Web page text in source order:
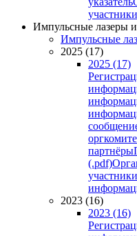
участники
Импульсные лазеры
Импульсные
2025 (17)
2025 (17)
партнёры
(.pdf)
участники
2023 (16)
2023 (16)